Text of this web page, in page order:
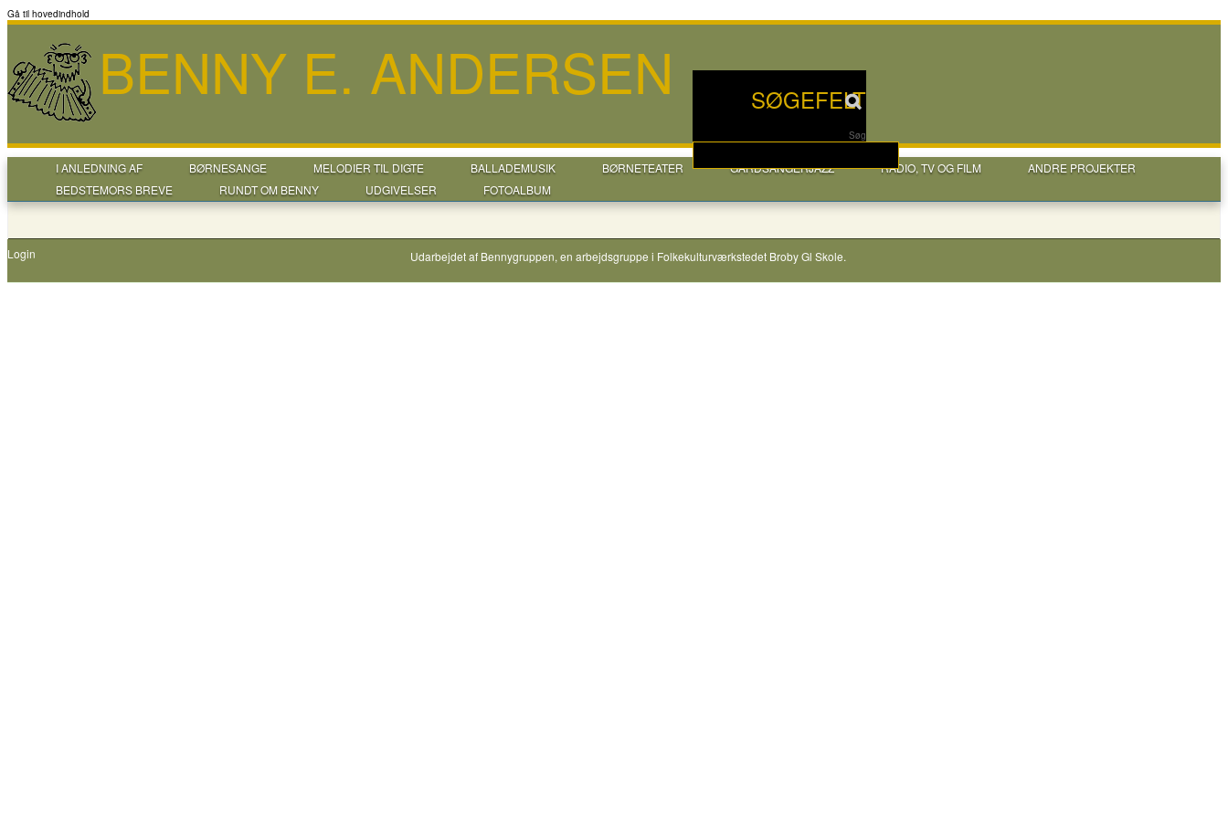
Gå til hovedindhold
SØGEFELT
Søg
BENNY E. ANDERSEN
I ANLEDNING AF BØRNESANGE MELODIER TIL DIGTE BALLADEMUSIK BØRNETEATER GÅRDSANGERJAZZ RADIO, TV OG FILM
ANDRE PROJEKTER
BEDSTEMORS BREVE
RUNDT OM BENNY UDGIVELSER FOTOALBUM
Login Udarbejdet af Bennygruppen, en arbejdsgruppe i Folkekulturværkstedet Broby Gl Skole.